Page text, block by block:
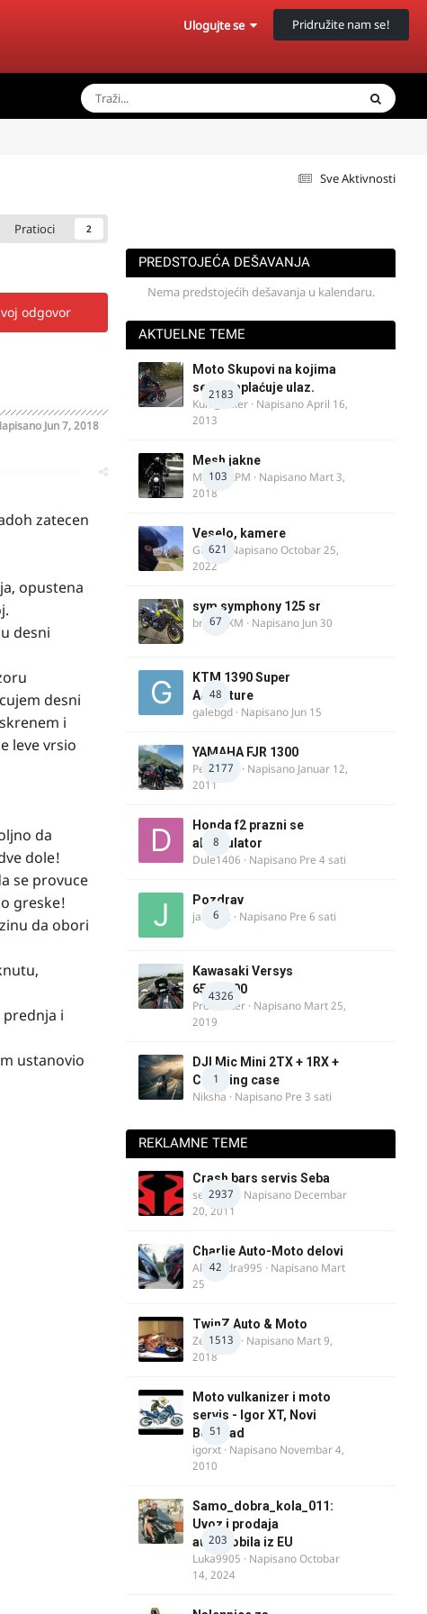
Ulogujte se Pridružite nam se!
Sve Aktivnosti
Pratioci 2
odgovor
Jun 7, 2018
zatecen
opustena
desni
desni
i
leve vrsio
da
dole!
se provuce
greske!
da obori
i
ustanovio
PREDSTOJEĆA DEŠAVANJA
Nema predstojećih dešavanja u kalendaru.
AKTUELNE TEME
2183
Moto Skupovi na kojima
se ne naplaćuje ulaz.
Kum_Mixer · NapisanoApril 16,
2013
103
Mesh jakne
MostarRPM · Napisano Mart 3,
2018
621
Veselo, kamere
GR 46· NapisanoOctobar 25,
2022
67
sym symphony 125 sr
brankoXM · Napisano Jun 30
48
KTM 1390 Super
Adventure
galebgd · Napisano Jun 15
2177
YAMAHA FJR 1300
Petartdm · Napisano Januar 12,
2011
8
Honda f2 prazni se
akomulator
Dule1406 · Napisano Pre 4 sati
6
Pozdrav
jasminc · Napisano Pre 6 sati
4326
Kawasaki Versys
650/1000
ProMaster · Napisano Mart 25,
2019
1
DJI Mic Mini 2TX + 1RX +
Charging case
Niksha · Napisano Pre 3 sati
REKLAMNE TEME
2937
Crash bars servis Seba
seba011 · Napisano Decembar
20, 2011
42
Charlie Auto-Moto delovi
Alexandra995 · Napisano Mart
25
1513
TwinZ Auto & Moto
Zeljkamp · Napisano Mart 9,
2018
51
Moto vulkanizer i moto
servis - Igor XT, Novi
Beograd
igorxt · Napisano Novembar 4,
2010
203
Samo_dobra_kola_011:
Uvoz i prodaja
automobila iz EU
Luka9905 · NapisanoOctobar
14, 2024